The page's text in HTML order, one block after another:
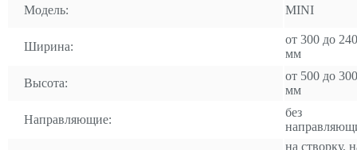
Модель: MINI
Ширина:
от 300 до
мм
Высота:
от 500 до
мм
Направляющие:
без
на створку,